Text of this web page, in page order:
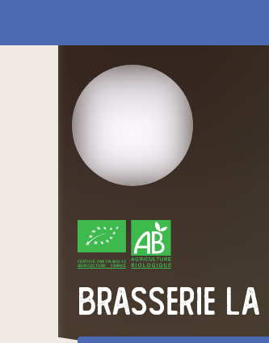
Brasserie
CERTIFIÉ PAR FR-BIO-12
AGRICULTURE FRANCE